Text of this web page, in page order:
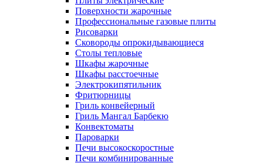
Поверхности жарочные
Профессиональные газовые плиты
Рисоварки
Сковороды опрокидывающиеся
Столы тепловые
Шкафы жарочные
Шкафы расстоечные
Электрокипятильник
Фритюрницы
Гриль конвейерный
Гриль Мангал Барбекю
Конвектоматы
Пароварки
Печи высокоскоростные
Печи комбинированные